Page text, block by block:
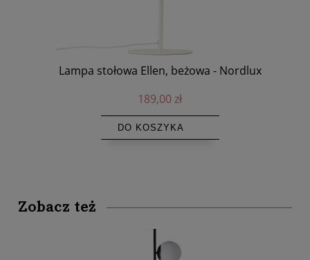
Lampa stołowa Ellen, beżowa - Nordlux
189,00 zł
DO KOSZYKA
Zobacz też